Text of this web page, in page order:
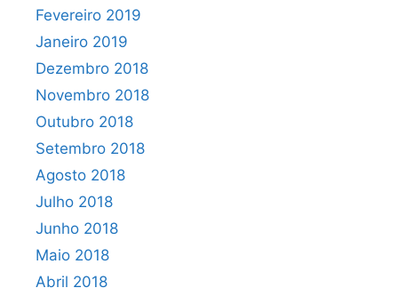
Fevereiro 2019
Janeiro 2019
Dezembro 2018
Novembro 2018
Outubro 2018
Setembro 2018
Agosto 2018
Julho 2018
Junho 2018
Maio 2018
Abril 2018